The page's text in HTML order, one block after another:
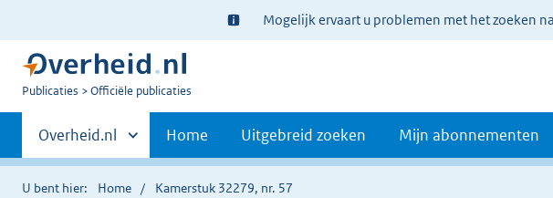
Ter
informatie:
Mogelijk ervaart u problemen met het zoeken
U
Publicaties Officiële publicaties
Primaire
navigatie
Andere
sites
binnen
Overheid.nl Home Uitgebreid zoeken Mijn abonnementen
U bent hier: Home Kamerstuk 32279, nr. 57